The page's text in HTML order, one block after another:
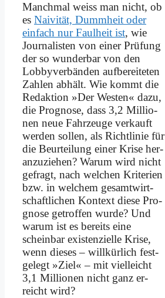
Manch­mal weiss man nicht, ob
es Nai­vi­tät, Dumm­heit oder
ein­fach nur Faul­heit ist, wie
Jour­na­li­sten von ei­ner Prü­fung
der so wun­der­bar von den
Lob­by­ver­bän­den auf­be­rei­te­ten
Zah­len ab­hält. Wie kommt die
Re­dak­ti­on »Der We­sten« da­zu,
die Pro­gno­se, dass 3,2 Mil­lio­
nen neue Fahr­zeu­ge ver­kauft
wer­den sol­len, als Richt­li­nie für
die Be­ur­tei­lung ei­ner Kri­se her­
an­zu­zie­hen? War­um wird nicht
ge­fragt, nach wel­chen Kri­te­ri­en
bzw. in wel­chem ge­samt­wirt­
schaft­li­chen Kon­text die­se Pro­
gno­se ge­trof­fen wur­de? Und
war­um ist es be­reits ei­ne
schein­bar exi­sten­zi­el­le Kri­se,
wenn die­ses – will­kür­lich fest­
ge­legt »Ziel« – mit viel­leicht
3,1 Mil­lio­nen nicht ganz er­
reicht wird?